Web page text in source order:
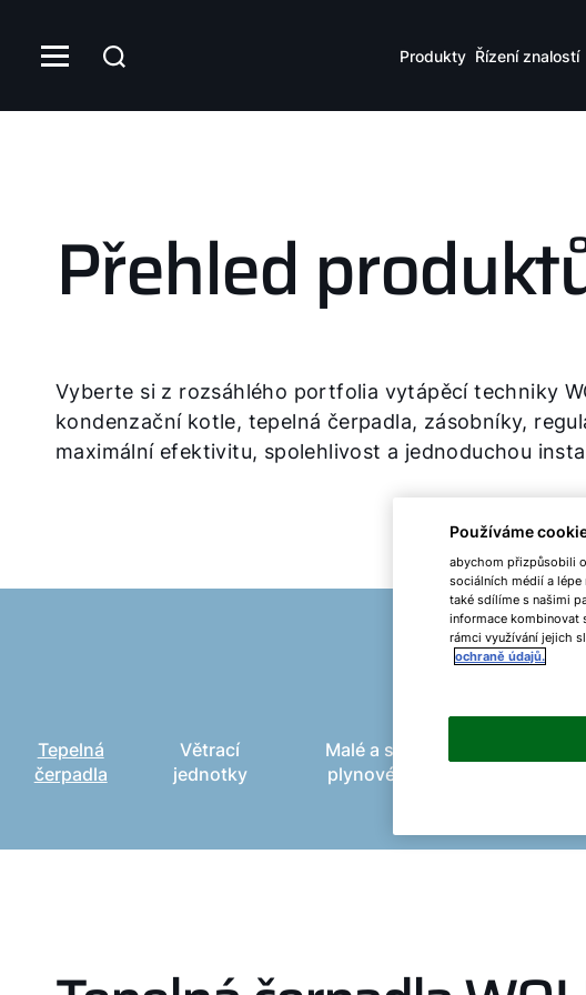
Produkty Řízení znalostí
Přehled
Vyberte si z rozsáhlého portfolia vytápěcí techniky
kondenzační kotle, tepelná čerpadla, zásobníky,
maximální efektivitu, spolehlivost a jednoduchou
Tepelná
čerpadla
Větrací
jednotky
Malé a střední
plynové kotle
Používáme
abychom přizpůsobili
sociálních médií a
také sdílíme s našimi
informace kombinovat
rámci využívání jejich
ochraně údajů.